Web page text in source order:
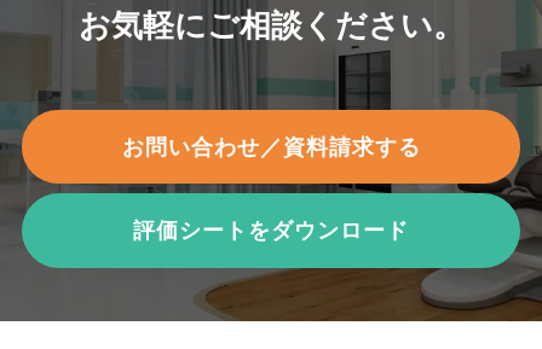
お気軽にご相談ください。
お問い合わせ／資料請求する
評価シートをダウンロード